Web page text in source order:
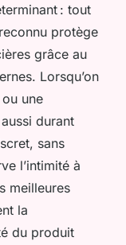
: tout
protège
grâce au
Lorsqu’on
une
durant
sans
l’intimité à
meilleures
la
du produit